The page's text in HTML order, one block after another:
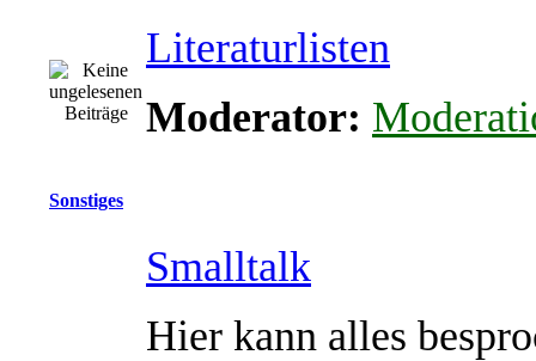
Literaturlisten
Moderator:
Sonstiges
Smalltalk
Hier kann alles